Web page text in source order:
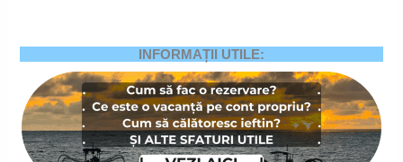
INFORMAȚII UTILE: